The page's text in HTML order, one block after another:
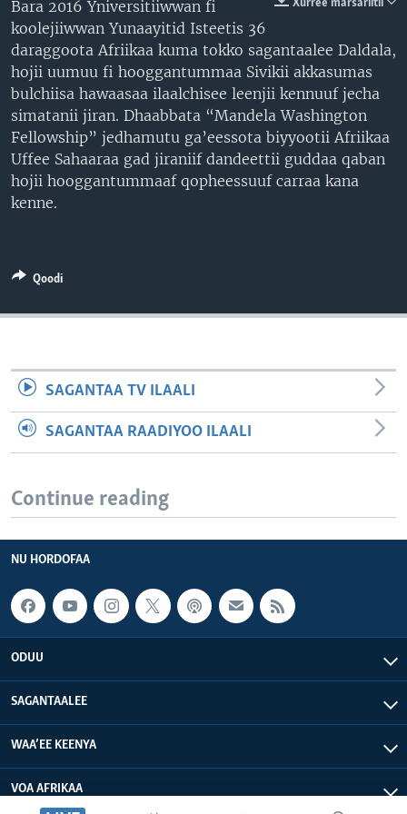
Xurree marsariitii
Bara 2016 Yniversitiiwwan fi
koolejiiwwan Yunaayitid Isteetis 36
daraggoota Afriikaa kuma tokko sagantaalee Daldala,
hojii uumuu fi hooggantummaa Sivikii akkasumas
bulchiisa hawaasaa ilaalchisee leenjii kennuuf jecha
simatanii jiran. Dhaabbata “Mandela Washington
Fellowship” jedhamutu ga’eessota biyyootii Afriikaa
Uffee Sahaaraa gad jiraniif dandeettii guddaa qaban
hojii hooggantummaaf qopheessuuf carraa kana
kenne.
Qoodi
SAGANTAA TV ILAALI
SAGANTAA RAADIYOO ILAALI
Continue reading
NU HORDOFAA
ODUU
SAGANTAALEE
WAA’EE KEENYA
VOA AFRIKAA